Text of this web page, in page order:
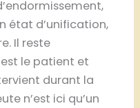
état d’unification,
Il reste
le patient et
durant la
n’est ici qu’un